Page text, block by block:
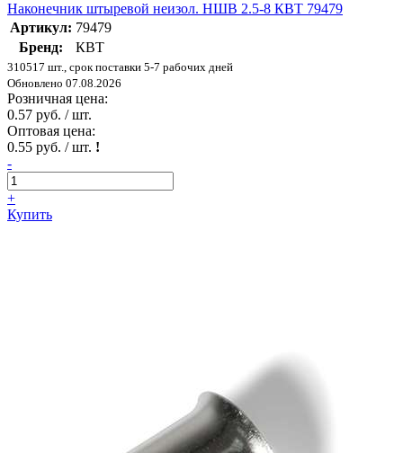
Наконечник штыревой неизол. НШВ 2.5-8 КВТ 79479
Артикул: 79479
Бренд:
КВТ
310517 шт., срок поставки 5-7 рабочих дней
Обновлено 07.08.2026
Розничная цена:
0.57 руб. / шт.
Оптовая цена:
0.55 руб. / шт. !
-
+
Купить